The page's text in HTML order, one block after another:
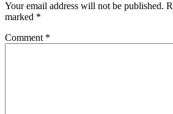
Your email address will not be published.
marked *
Comment *